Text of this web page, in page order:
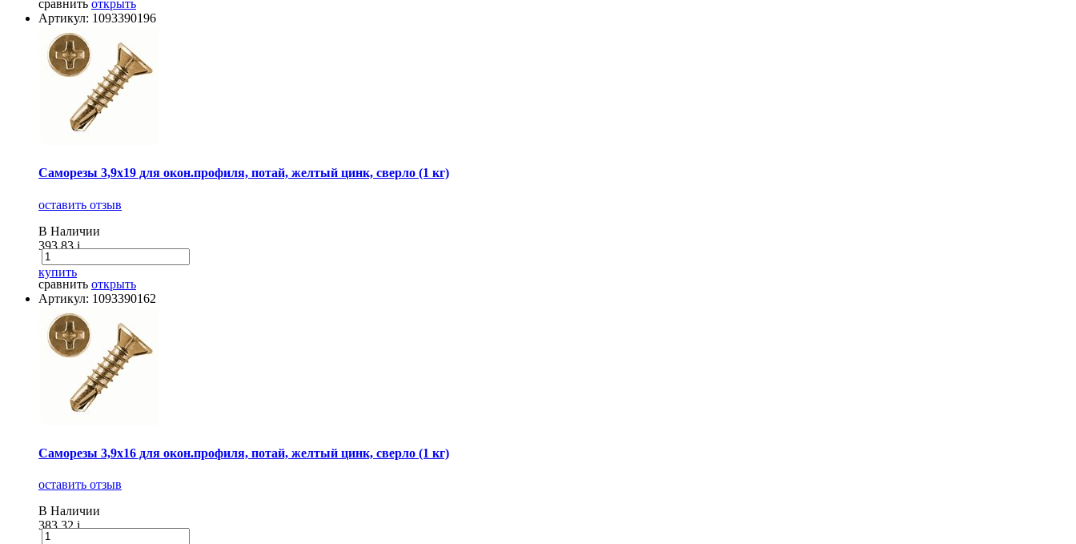
сравнить открыть
Артикул: 1093390196
Саморезы 3,9х19 для окон.профиля, потай, желтый цинк, сверло (1 кг)
оставить отзыв
В Наличии
393.83i
купить
сравнить открыть
Артикул: 1093390162
Саморезы 3,9х16 для окон.профиля, потай, желтый цинк, сверло (1 кг)
оставить отзыв
В Наличии
383.32i